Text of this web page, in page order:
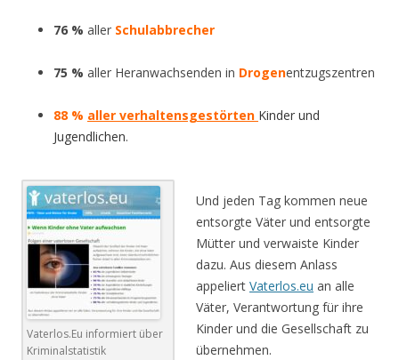
76 % aller Schulabbrecher
75 % aller Heranwachsenden in Drogenentzugszentren
88 % aller verhaltensgestörten Kinder und
Jugendlichen.
Vaterlos.Eu informiert über
Kriminalstatistik
Und jeden Tag kommen neue
entsorgte Väter und entsorgte
Mütter und verwaiste Kinder
dazu. Aus diesem Anlass
appeliert Vaterlos.eu an alle
Väter, Verantwortung für ihre
Kinder und die Gesellschaft zu
übernehmen.